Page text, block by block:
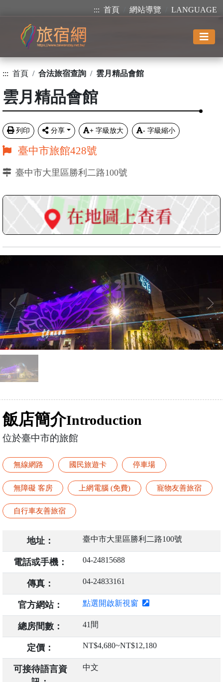
::: 首頁 網站導覽 LANGUAGE
::: 首頁 合法旅宿查詢 雲月精品會館
雲月精品會館
列印 分享 + 字級放大 - 字級縮小
臺中市旅館428號
臺中市大里區勝利二路100號
飯店簡介Introduction
位於臺中市的旅館
無線網路 國民旅遊卡 停車場
無障礙 客房 上網電腦 (免費) 寵物友善旅宿
自行車友善旅宿
地址： 臺中市大里區勝利二路100號
電話或手機： 04-24815688
傳真： 04-24833161
官方網站： 點選開啟新視窗
總房間數： 41間
定價： NT$4,680~NT$12,180
可接待語言資
中文